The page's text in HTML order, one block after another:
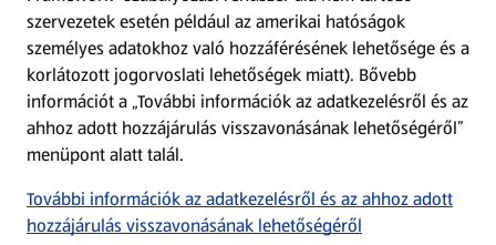
Szervizpont
(új oldalon nyílik meg)
Fedezz fel minket az interneten!
Töltsd le az ALDI Magyarország applikációt!
szervezetek esetén például az amerikai hatóságok
személyes adatokhoz való hozzáférésének lehetősége és a
korlátozott jogorvoslati lehetőségek miatt). Bővebb
információt a „További információk az adatkezelésről és az
ahhoz adott hozzájárulás visszavonásának lehetőségéről”
menüpont alatt talál.
További információk az adatkezelésről és az ahhoz adott
hozzájárulás visszavonásának lehetőségéről